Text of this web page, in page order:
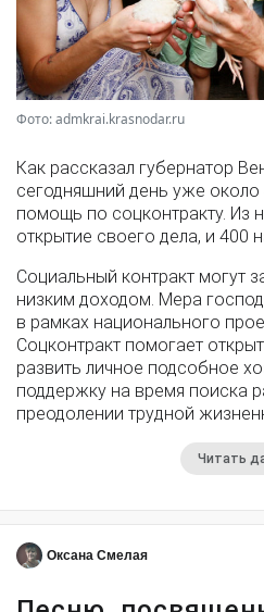
Фото: admkrai.krasnodar.ru
Как рассказал губернатор
сегодняшний день уже около
помощь по соцконтракту. Из
открытие своего дела, и 400
Социальный контракт могут
низким доходом. Мера
в рамках национального
Соцконтракт помогает
развить личное подсобное
поддержку на время поиска
преодолении трудной
Читать
Оксана Смелая